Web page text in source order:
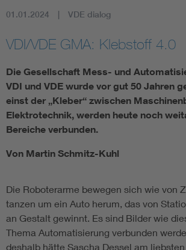
01.01.2024 VDE dialog
VDI/VDE GMA: Klebstoff 4.0
Die Gesellschaft Mess- und
VDI und VDE wurde vor gut 50 Jahren
einst der „Kleber“ zwischen
Elektrotechnik, werden heute noch
Bereiche verbunden.
Von Martin Schmitz-Kuhl
Die Roboterarme bewegen sich wie von
tanzen um ein Auto herum, das von
an Gestalt gewinnt. Es sind Bilder wie
Thema Automatisierung verbunden
deshalb hätte Sascha Dessel am